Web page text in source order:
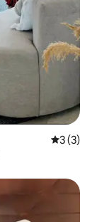
3 (3)